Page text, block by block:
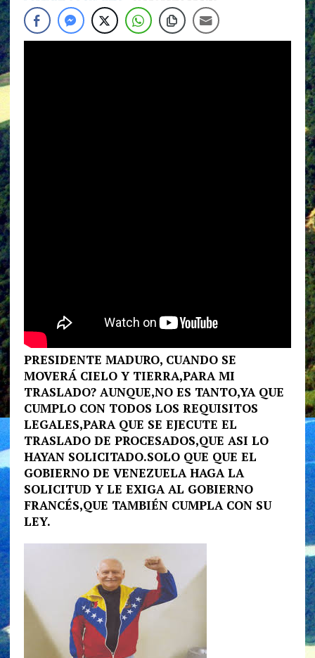
PRESIDENTE MADURO, CUANDO SE
MOVERÁ CIELO Y TIERRA,PARA MI
TRASLADO? AUNQUE,NO ES TANTO,YA QUE
CUMPLO CON TODOS LOS REQUISITOS
LEGALES,PARA QUE SE EJECUTE EL
TRASLADO DE PROCESADOS,QUE ASI LO
HAYAN SOLICITADO.SOLO QUE QUE EL
GOBIERNO DE VENEZUELA HAGA LA
SOLICITUD Y LE EXIGA AL GOBIERNO
FRANCÉS,QUE TAMBIÉN CUMPLA CON SU
LEY.